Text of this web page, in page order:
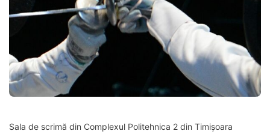
Sala de scrimă din Complexul Politehnica 2 din Timișoara